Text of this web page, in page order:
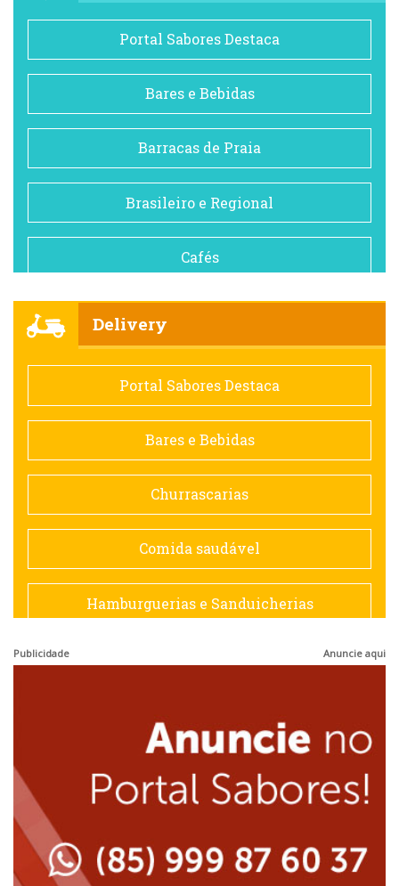
Portal Sabores Destaca
Bares e Bebidas
Barracas de Praia
Brasileiro e Regional
Cafés
Comida saudável
Contemporânea
Doceria
Espanhola
Francesa
Japonesa e Oriental
Lanchonetes
Massas
Delivery
Portal Sabores Destaca
Bares e Bebidas
Churrascarias
Comida saudável
Hamburguerias e Sanduicherias
Peixes e Frutos do Mar
Publicidade Anuncie aqui